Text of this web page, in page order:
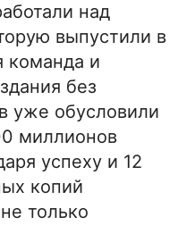
над
выпустили в
команда и
без
уже обусловили
миллионов
успеху и 12
копий
только